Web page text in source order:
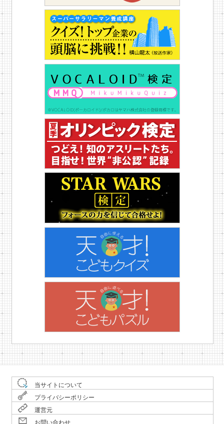
当サイトについて
プライバシーポリシー
運営元
お問い合わせ